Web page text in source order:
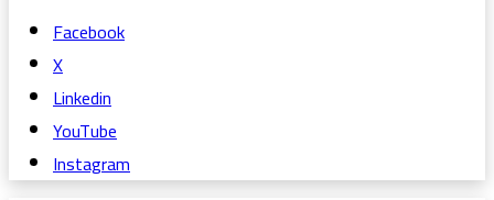
Facebook
X
Linkedin
YouTube
Instagram